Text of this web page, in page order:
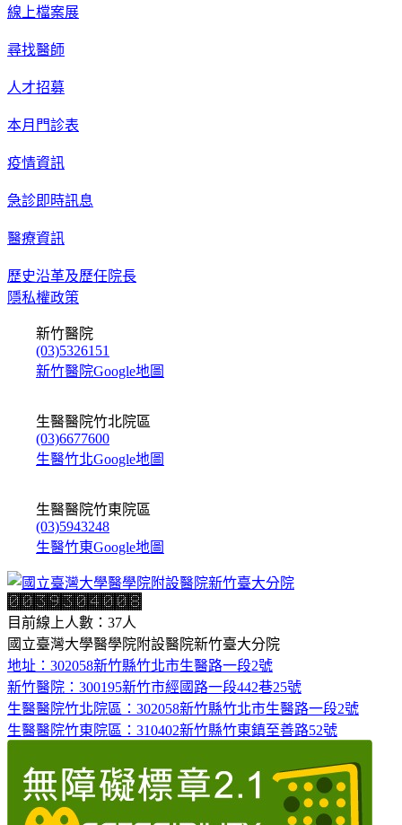
線上檔案展
尋找醫師
人才招募
本月門診表
疫情資訊
急診即時訊息
醫療資訊
歷史沿革及歷任院長
隱私權政策
新竹醫院
(03)5326151
新竹醫院Google地圖
生醫醫院竹北院區
(03)6677600
生醫竹北Google地圖
生醫醫院竹東院區
(03)5943248
生醫竹東Google地圖
目前線上人數：37人
國立臺灣大學醫學院附設醫院新竹臺大分院
地址：302058新竹縣竹北市生醫路一段2號
新竹醫院：300195新竹市經國路一段442巷25號
生醫醫院竹北院區：302058新竹縣竹北市生醫路一段2號
生醫醫院竹東院區：310402新竹縣竹東鎮至善路52號